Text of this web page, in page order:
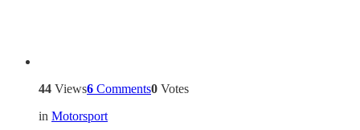
44 Views6 Comments0 Votes
in Motorsport